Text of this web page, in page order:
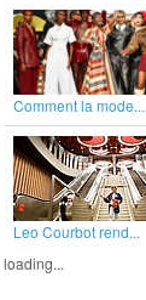
Comment la mode...
Leo Courbot rend...
loading...